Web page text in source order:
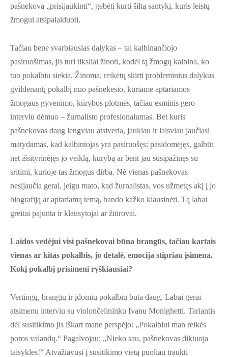
pašnekovą „prisijaukinti“, gebėti kurti šiltą santykį, kuris leistų
žmogui atsipalaiduoti.
Tačiau bene svarbiausias dalykas – tai kalbinančiojo
pasiruošimas, jis turi tiksliai žinoti, kodėl tą žmogų kalbina, ko
tuo pokalbiu siekia. Žinoma, reikėtų skirti probleminius dalykus
gvildenantį pokalbį nuo pašnekesio, kuriame aptariamos
žmogaus gyvenimo, kūrybos plotmės, tačiau esminis gero
interviu dėmuo – žurnalisto profesio­nalumas. Bet kuris
pašnekovas daug lengviau atsiveria, jaukiau ir laisviau jaučiasi
matydamas, kad kalbintojas yra pasiruošęs: pasidomėjęs, galbūt
net išsityrinėjęs jo veiklą, kūrybą ar bent jau susipažinęs su
sritimi, kurioje tas žmogus dirba. Nė vienas pašnekovas
nesijaučia gerai, jeigu mato, kad žurnalistas, vos užmetęs akį į jo
biografiją ar aptariamą temą, bando kažko klausinėti. Tą labai
greitai pajunta ir klausytojai ar žiūrovai.
Laidos vedėjui visi pašnekovai būna brangūs, tačiau kartais
vienas ar kitas pokalbis, jo detalė, emocija stipriau įsimena.
Kokį pokalbį prisimeni ryškiausiai?
Vertingų, brangių ir įdomių pokalbių būta daug. Labai gerai
atsimenu interviu su violončelininku Ivanu Monighetti. Tariantis
dėl susitikimo jis iškart mane perspėjo: „Pokalbiui man reikės
poros valandų.“ Pagalvojau: „Nieko sau, pašnekovas diktuoja
taisykles!“ Atvažiavusi į susitikimo vietą puoliau traukti